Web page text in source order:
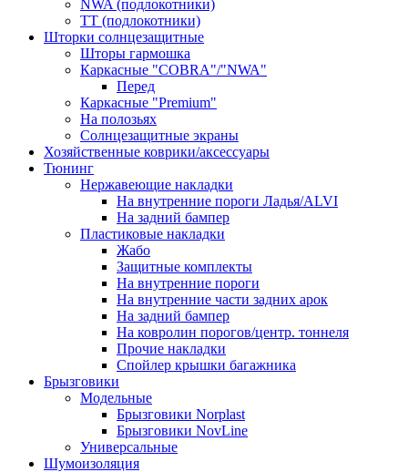
NWA (подлокотники)
TT (подлокотники)
Шторки солнцезащитные
Шторы гармошка
Каркасные "COBRA"/"NWA"
Перед
Каркасные "Premium"
На полозьях
Солнцезащитные экраны
Хозяйственные коврики/аксессуары
Тюнинг
Нержавеющие накладки
На внутренние пороги Ладья/ALVI
На задний бампер
Пластиковые накладки
Жабо
Защитные комплекты
На внутренние пороги
На внутренние части задних арок
На задний бампер
На ковролин порогов/центр. тоннеля
Прочие накладки
Спойлер крышки багажника
Брызговики
Модельные
Брызговики Norplast
Брызговики NovLine
Универсальные
Шумоизоляция